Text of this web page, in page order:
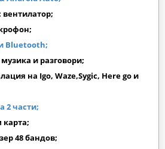
и Bluetooth;
и разговори;
на Igo, Waze,Sygic, Here go и
2 части;
48 бандов;